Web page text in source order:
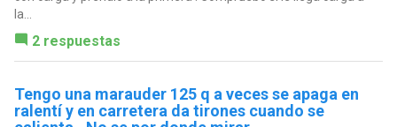
la...
2 respuestas
Tengo una marauder 125 q a veces se apaga en
ralentí y en carretera da tirones cuando se